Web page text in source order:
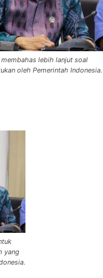
membahas lebih lanjut soal
oleh Pemerintah Indonesia.
yang